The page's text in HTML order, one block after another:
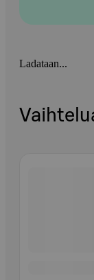
Ladataan...